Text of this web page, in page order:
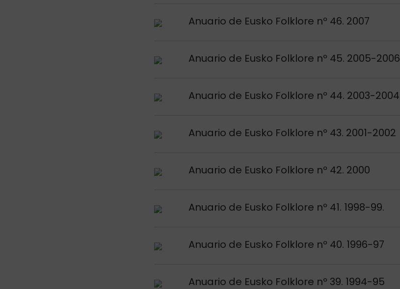
Anuario de Eusko Folklore nº 46. 2007
Argitalpena ikusi
Anuario de Eusko Folklore nº 45. 2005-2006
Argitalpena ikusi
Anuario de Eusko Folklore nº 44. 2003-2004
Argitalpena ikusi
Anuario de Eusko Folklore nº 43. 2001-2002
Argitalpena ikusi
Anuario de Eusko Folklore nº 42. 2000
Argitalpena ikusi
Anuario de Eusko Folklore nº 41. 1998-99.
Argitalpena ikusi
Anuario de Eusko Folklore nº 40. 1996-97
Argitalpena ikusi
Anuario de Eusko Folklore nº 39. 1994-95
Argitalpena ikusi